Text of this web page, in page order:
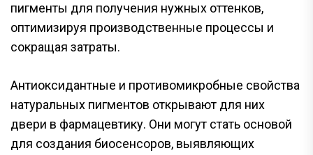
пигменты для получения нужных оттенков,
оптимизируя производственные процессы и
сокращая затраты.
Антиоксидантные и противомикробные свойства
натуральных пигментов открывают для них
двери в фармацевтику. Они могут стать основой
для создания биосенсоров, выявляющих